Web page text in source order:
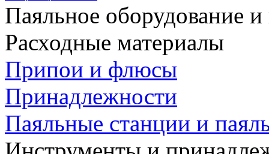
Паяльное оборудование
Расходные материалы
Припои и флюсы
Принадлежности
Паяльные станции и